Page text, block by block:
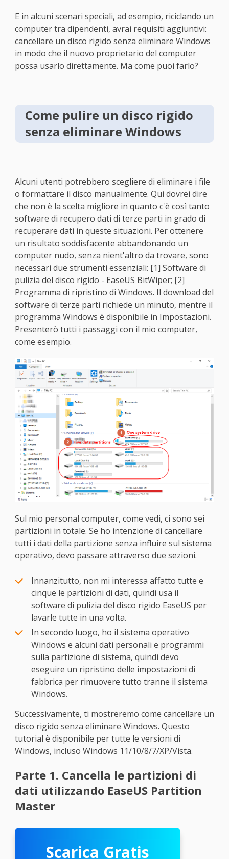
E in alcuni scenari speciali, ad esempio, riciclando un
computer tra dipendenti, avrai requisiti aggiuntivi:
cancellare un disco rigido senza eliminare Windows
in modo che il nuovo proprietario del computer
possa usarlo direttamente. Ma come puoi farlo?
Come pulire un disco rigido
senza eliminare Windows
Alcuni utenti potrebbero scegliere di eliminare i file
o formattare il disco manualmente. Qui dovrei dire
che non è la scelta migliore in quanto c'è così tanto
software di recupero dati di terze parti in grado di
recuperare dati in queste situazioni. Per ottenere
un risultato soddisfacente abbandonando un
computer nudo, senza nient'altro da trovare, sono
necessari due strumenti essenziali: [1] Software di
pulizia del disco rigido - EaseUS BitWiper; [2]
Programma di ripristino di Windows. Il download del
software di terze parti richiede un minuto, mentre il
programma Windows è disponibile in Impostazioni.
Presenterò tutti i passaggi con il mio computer,
come esempio.
Sul mio personal computer, come vedi, ci sono sei
partizioni in totale. Se ho intenzione di cancellare
tutti i dati della partizione senza influire sul sistema
operativo, devo passare attraverso due sezioni.
Innanzitutto, non mi interessa affatto tutte e
cinque le partizioni di dati, quindi usa il
software di pulizia del disco rigido EaseUS per
lavarle tutte in una volta.
In secondo luogo, ho il sistema operativo
Windows e alcuni dati personali e programmi
sulla partizione di sistema, quindi devo
eseguire un ripristino delle impostazioni di
fabbrica per rimuovere tutto tranne il sistema
Windows.
Successivamente, ti mostreremo come cancellare un
disco rigido senza eliminare Windows. Questo
tutorial è disponibile per tutte le versioni di
Windows, incluso Windows 11/10/8/7/XP/Vista.
Parte 1. Cancella le partizioni di
dati utilizzando EaseUS Partition
Master
Scarica Gratis